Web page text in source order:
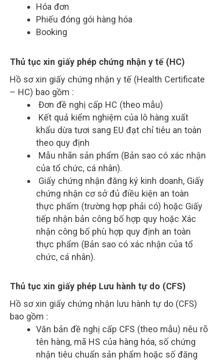
Hóa đơn
Phiếu đóng gói hàng hóa
Booking
Thủ tục xin giấy phép chứng nhận y tế (HC)
Hồ sơ xin giấy chứng nhận y tế (Health Certificate
– HC) bao gồm :
Đơn đề nghị cấp HC (theo mẫu)
Kết quả kiểm nghiệm của lô hàng xuất
khẩu dừa tươi sang EU đạt chỉ tiêu an toàn
theo quy định
Mẫu nhãn sản phẩm (Bản sao có xác nhận
của tổ chức, cá nhân).
Giấy chứng nhận đăng ký kinh doanh, Giấy
chứng nhận cơ sở đủ điều kiện an toàn
thực phẩm (trường hợp phải có) hoặc Giấy
tiếp nhận bản công bố hợp quy hoặc Xác
nhận công bố phù hợp quy định an toàn
thực phẩm (Bản sao có xác nhận của tổ
chức, cá nhân).
Thủ tục xin giấy phép Lưu hành tự do (CFS)
Hồ sơ xin giấy chứng nhận lưu hành tự do (CFS)
bao gồm :
Văn bản đề nghị cấp CFS (theo mẫu) nêu rõ
tên hàng, mã HS của hàng hóa, số chứng
nhận tiêu chuẩn sản phẩm hoặc số đăng